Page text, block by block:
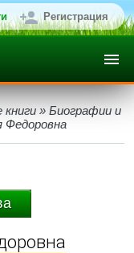
Регистрация
» Биографии и
Федоровна